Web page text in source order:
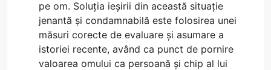
pe om. Soluția ieșirii din această situație
jenantă și condamnabilă este folosirea unei
măsuri corecte de evaluare și asumare a
istoriei recente, având ca punct de pornire
valoarea omului ca persoană și chip al lui